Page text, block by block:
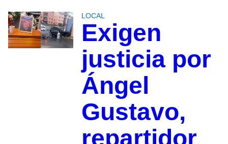
LOCAL
Exigen
justicia por
Ángel
Gustavo,
repartidor